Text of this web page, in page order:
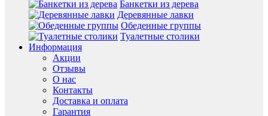
Банкетки из дерева
Деревянные лавки
Обеденные группы
Туалетные столики
Информация
Акции
Отзывы
О нас
Контакты
Доставка и оплата
Гарантия